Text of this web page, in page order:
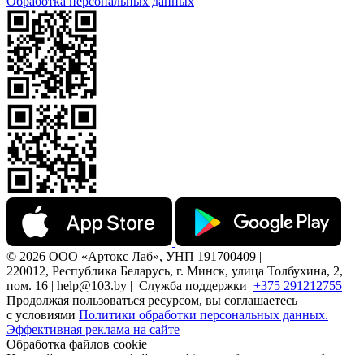
© 2026 ООО «Артокс Лаб», УНП 191700409 |
220012, Республика Беларусь, г. Минск, улица Толбухина, 2,
пом. 16 | help@103.by | Служба поддержки +375 291212755
Продолжая пользоваться ресурсом, вы соглашаетесь
с условиями Политики обработки персональных данных.
Эффективная реклама на сайте
Обработка файлов cookie